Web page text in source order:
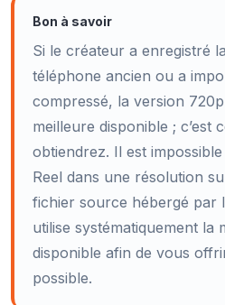
Bon à savoir
Si le créateur a enregistré
téléphone ancien ou a
compressé, la version
meilleure disponible ; c’est
obtiendrez. Il est
Reel dans une résolution
fichier source hébergé par
utilise systématiquement la
disponible afin de vous
possible.